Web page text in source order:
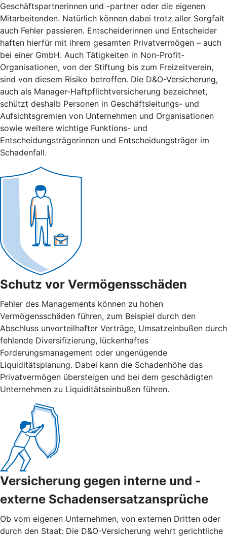
Geschäftspartnerinnen und -partner oder die eigenen
Mitarbeitenden. Natürlich können dabei trotz aller Sorgfalt
auch Fehler passieren. Entscheiderinnen und Entscheider
haften hierfür mit ihrem gesamten Privatvermögen – auch
bei einer GmbH. Auch Tätigkeiten in Non-Profit-
Organisationen, von der Stiftung bis zum Freizeitverein,
sind von diesem Risiko betroffen. Die D&O-Versicherung,
auch als Manager-Haftpflichtversicherung bezeichnet,
schützt deshalb Personen in Geschäftsleitungs- und
Aufsichtsgremien von Unternehmen und Organisationen
sowie weitere wichtige Funktions- und
Entscheidungsträgerinnen und Entscheidungsträger im
Schadenfall.
Schutz vor Vermögensschäden
Fehler des Managements können zu hohen
Vermögensschäden führen, zum Beispiel durch den
Abschluss unvorteilhafter Verträge, Umsatzeinbußen durch
fehlende Diversifizierung, lückenhaftes
Forderungsmanagement oder ungenügende
Liquiditätsplanung. Dabei kann die Schadenhöhe das
Privatvermögen übersteigen und bei dem geschädigten
Unternehmen zu Liquiditätseinbußen führen.
Versicherung gegen interne und ­
externe ­Schadensersatzansprüche
Ob vom eigenen Unternehmen, von externen Dritten oder
durch den Staat: Die D&O-Versicherung wehrt gerichtliche